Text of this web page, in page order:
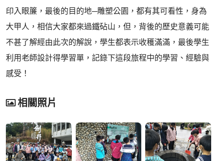
印入眼簾，最後的目的地─雕塑公園，都有其可看性，身為
大甲人，相信大家都來過鐵砧山，但，背後的歷史意義可能
不甚了解經由此次的解說，學生都表示收穫滿滿，最後學生
利用老師設計得學習單，記錄下這段旅程中的學習、經驗與
感受！
相關照片